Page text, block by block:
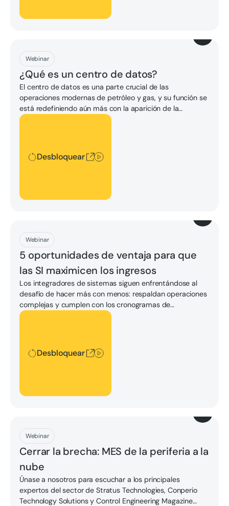
Webinar
¿Qué es un centro de datos?
El centro de datos es una parte crucial de las
operaciones modernas de petróleo y gas, y su función se
está redefiniendo aún más con la aparición de la
computación perimetral. La computación perimetral
basados en la nube, al situar el procesamiento de datos
más cerca de la fuente, en el «borde» de la red. Esta
seguridad mejoradas en las operaciones de petróleo y
Desbloquear
Desbloquear
Descargar
Webinar
5 oportunidades de ventaja para que
las SI maximicen los ingresos
Los integradores de sistemas siguen enfrentándose al
desafío de hacer más con menos: respaldan operaciones
complejas y cumplen con los cronogramas de
producción con recursos limitados, al tiempo que innovan
oportunidades clave para que las SI agreguen valor a los
usuarios finales al ofrecer una amplia gama de software,
Desbloquear
Desbloquear
Descargar
Webinar
Cerrar la brecha: MES de la periferia a la
nube
Únase a nosotros para escuchar a los principales
expertos del sector de Stratus Technologies, Conperio
Technology Solutions y Control Engineering Magazine
Descargar